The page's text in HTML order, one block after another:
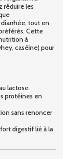
réduire les
tout en
Cette
à
caséine) pour
lactose.
protéines en
sans renoncer
digestif lié à la